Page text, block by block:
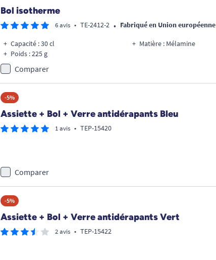
Bol isotherme
6 avis • TE-2412-2 • Fabriqué en Union européenne
Capacité : 30 cl
Poids : 225 g
Matière : Mélamine
Comparer
-5%
Assiette + Bol + Verre antidérapants Bleu
1 avis • TEP-15420
Comparer
-5%
Assiette + Bol + Verre antidérapants Vert
2 avis • TEP-15422